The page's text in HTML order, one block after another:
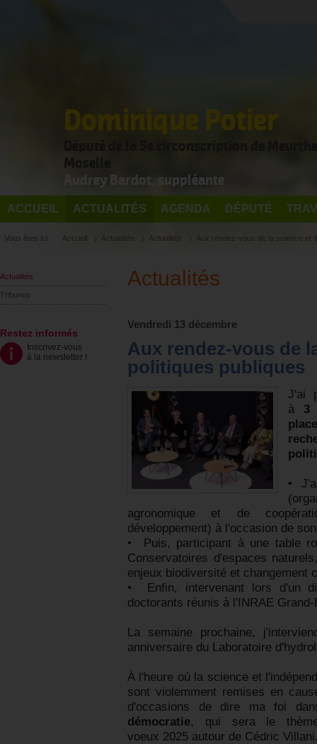
Dominique Potier
Audrey Bardot, suppléante
ACCUEIL ACTUALITÉS AGENDA DÉPUTÉ
Vous êtes ici : Accueil Actualités Actualités Aux rendez-vous de la science et
Actualités
Tribunes
Restez informés
Inscrivez-vous
à la newsletter !
Actualités
Vendredi 13 décembre
Aux rendez-vous de
politiques publiques
J'ai
à 3
•⁠
agronomique et de
développement) à l'occasion de
•⁠ ⁠Puis, participant à une table
Conservatoires d'espaces
enjeux biodiversité et changement
•⁠ ⁠Enfin, intervenant lors d'un
doctorants réunis à l'INRAE
La semaine prochaine,
anniversaire du Laboratoire
À l'heure où la science et
sont violemment remises en
d'occasions de dire ma foi
démocratie, qui sera le
voeux 2025 autour de Cédric